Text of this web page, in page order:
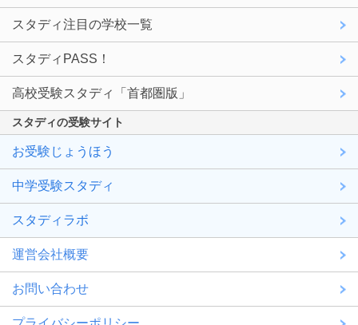
スタディ注目の学校一覧
スタディPASS！
高校受験スタディ「首都圏版」
スタディの受験サイト
お受験じょうほう
中学受験スタディ
スタディラボ
運営会社概要
お問い合わせ